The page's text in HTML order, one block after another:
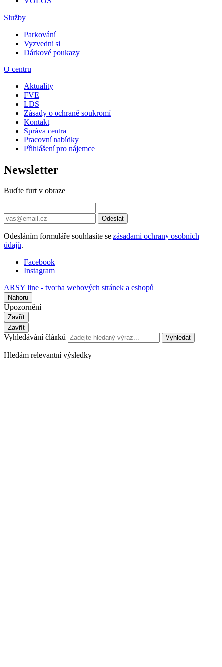
Služby
Parkování
Vyzvedni si
Dárkové poukazy
O centru
Aktuality
FVE
LDS
Zásady o ochraně soukromí
Kontakt
Správa centra
Pracovní nabídky
Přihlášení pro nájemce
Newsletter
Buďte furt v obraze
Odeslat
Odesláním formuláře souhlasíte se zásadami ochrany osobních
údajů.
Facebook
Instagram
ARSY line - tvorba webových stránek a eshopů
Nahoru
Upozornění
Zavřít
Zavřít
Vyhledávání článků Vyhledat
Hledám relevantní výsledky